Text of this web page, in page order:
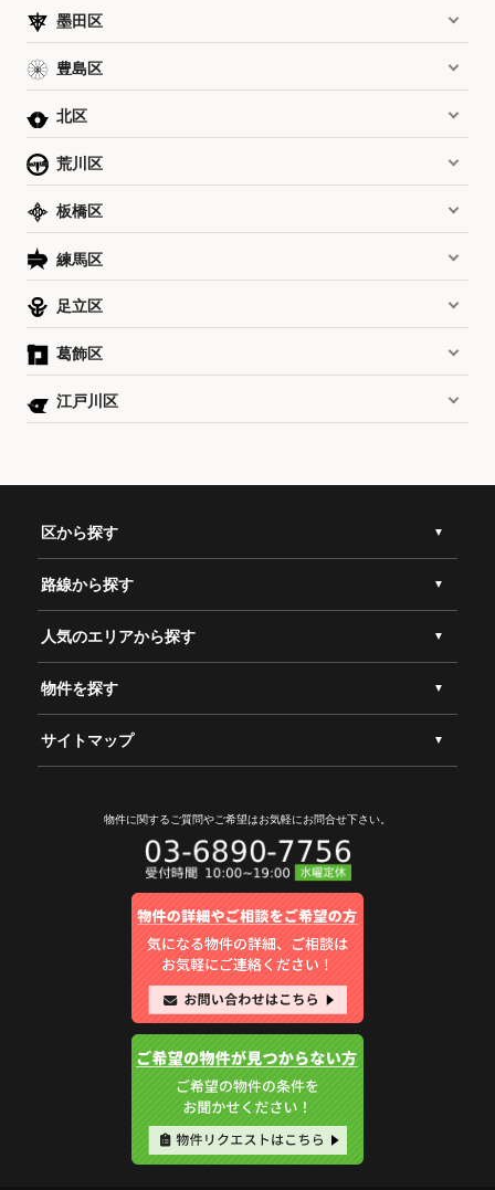
墨田区
豊島区
北区
荒川区
板橋区
練馬区
足立区
葛飾区
江戸川区
区から探す
路線から探す
人気のエリアから探す
物件を探す
サイトマップ
物件に関するご質問やご希望はお気軽にお問合せ下さい。